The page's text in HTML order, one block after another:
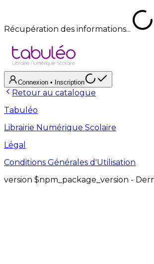
Récupération des informations...
Connexion • Inscription
Retour au catalogue
Tabuléo
Librairie Numérique Scolaire
Légal
Conditions Générales d'Utilisation
version $npm_package_version -